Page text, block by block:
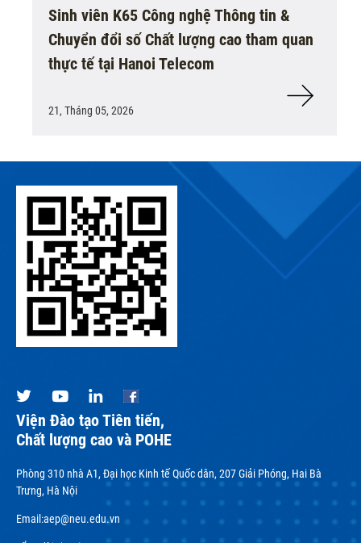
Sinh viên K65 Công nghệ Thông tin &
Chuyển đổi số Chất lượng cao tham quan
thực tế tại Hanoi Telecom
21, Tháng 05, 2026
Viện Đào tạo Tiên tiến,
Chất lượng cao và POHE
Phòng 310 nhà A1, Đại học Kinh tế Quốc dân, 207 Giải Phóng, Hai Bà
Trưng, Hà Nội
Email:aep@neu.edu.vn